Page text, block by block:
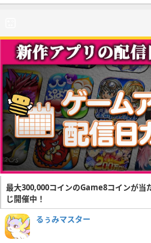
最大300,000コインのGame8コインが当
じ開催中！
るぅみマスター